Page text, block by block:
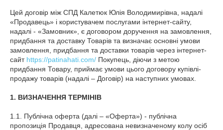
Цей договір між СПД Калетюк Юлія Володимирівна, надалі
«Продавець» і користувачем послугами інтернет-сайту,
надалі - «Замовник», є договором доручення на замовлення,
придбання та доставку Товарів та визначає основні умови
замовлення, придбання та доставки товарів через інтернет-
сайт https://patinahati.com/ Покупець, діючи з метою
придбання Товару, приймає умови цього договору купівлі-
продажу товарів (надалі – Договір) на наступних умовах.
1. ВИЗНАЧЕННЯ ТЕРМІНІВ
1.1. Публічна оферта (далі – «Оферта») - публічна
пропозиція Продавця, адресована невизначеному колу осіб